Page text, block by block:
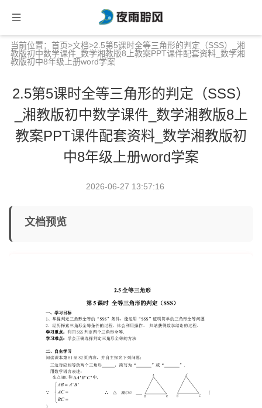
当前位置： 首页>文档>2.5第5课时全等三角形的判定（SSS）_湘
教版初中数学课件_数学湘教版8上教案PPT课件配套资料_数学湘
教版初中8年级上册word学案
2.5第5课时全等三角形的判定（SSS）
_湘教版初中数学课件_数学湘教版8上
教案PPT课件配套资料_数学湘教版初
中8年级上册word学案
2026-06-27 13:57:16
文档预览